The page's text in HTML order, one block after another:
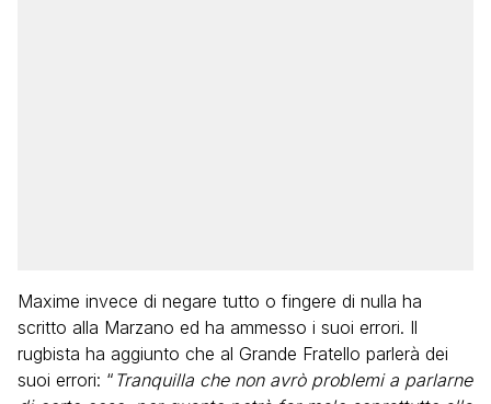
Maxime invece di negare tutto o fingere di nulla ha
scritto alla Marzano ed ha ammesso i suoi errori. Il
rugbista ha aggiunto che al Grande Fratello parlerà dei
suoi errori: “ Tranquilla che non avrò problemi a parlarne